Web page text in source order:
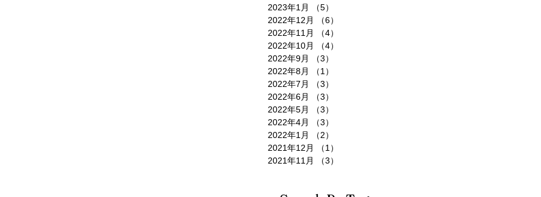
2023年1月
（5）
2022年12月
（6）
2022年11月
（4）
2022年10月
（4）
2022年9月
（3）
2022年8月
（1）
2022年7月
（3）
2022年6月
（3）
2022年5月
（3）
2022年4月
（3）
2022年1月
（2）
2021年12月
（1）
2021年11月
（3）